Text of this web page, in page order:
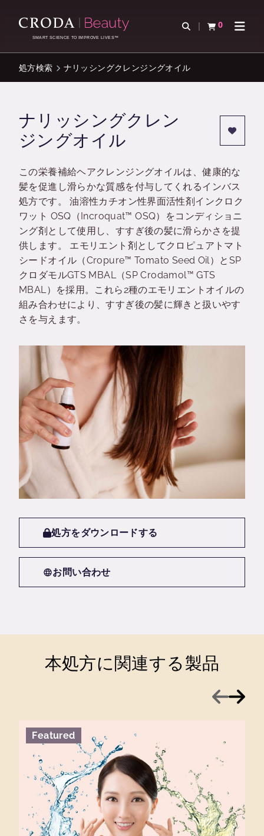
ン
を
ー
ス
SMART SCIENCE TO IMPROVE LIVES™
検索を開く
0
カートを確認す
ナビ
処方検索 ナリッシングクレンジングオイル
ナリッシングクレン
ジングオイル
この栄養補給ヘアクレンジングオイルは、健康的な
髪を促進し滑らかな質感を付与してくれるインバス
処方です。 油溶性カチオン性界面活性剤インクロク
ワット OSQ（Incroquat™ OSQ）をコンディショニ
ング剤として使用し、すすぎ後の髪に滑らかさを提
供します。 エモリエント剤としてクロピュアトマト
シードオイル（Cropure™ Tomato Seed Oil）とSP
クロダモルGTS MBAL（SP Crodamol™ GTS
MBAL）を採用。これら2種のエモリエントオイルの
組み合わせにより、すすぎ後の髪に輝きと扱いやす
さを与えます。
処方をダウンロードする
お問い合わせ
本処方に関連する製品
前へ次へ
Featured